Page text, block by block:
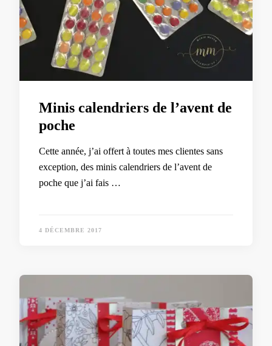
Minis calendriers de l’avent de
poche
Cette année, j’ai offert à toutes mes clientes sans
exception, des minis calendriers de l’avent de
poche que j’ai fais …
4 DÉCEMBRE 2017